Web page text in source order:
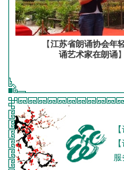
【江苏省朗诵协会年
诵艺术家在朗诵】
服